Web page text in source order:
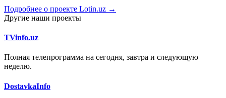
Подробнее о проекте Lotin.uz →
Другие наши проекты
TVinfo.uz
Полная телепрограмма на сегодня, завтра и следующую
неделю.
DostavkaInfo